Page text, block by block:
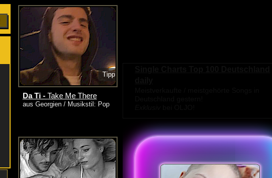
Tipp
Da Ti - Take Me There
aus Georgien / Musikstil: Pop